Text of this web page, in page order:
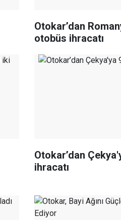
Otokar’dan
otobüs ihracatı
Otokar’dan
ihracatı